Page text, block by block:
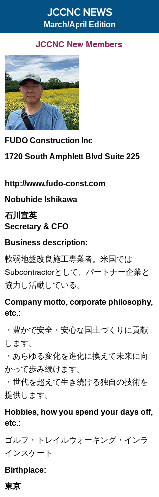
JCCNC NEWS
March/April Edition
JCCNC New Members
FUDO Construction Inc
1720 South Amphlett Blvd Suite 225
http://www.fudo-const.com
Nobuhide Ishikawa
石川宣英
Secretary & CFO
​Business description:
軟弱地盤改良施工専業者。米国では
Subcontractorとして、パートナー企業と
協力し活動している。
​Company motto, corporate philosophy,
etc.:
・豊かで安全・安心な国土づくりに貢献
します。
・あらゆる変化を進化に換えて未来に向
かって歩み続けます。
・世代を超えて生き続ける独自の技術を
提供します。
Hobbies, how you spend your days off,
etc.:
ゴルフ・トレイルウォーキング・インラ
インスケート
Birthplace:
東京